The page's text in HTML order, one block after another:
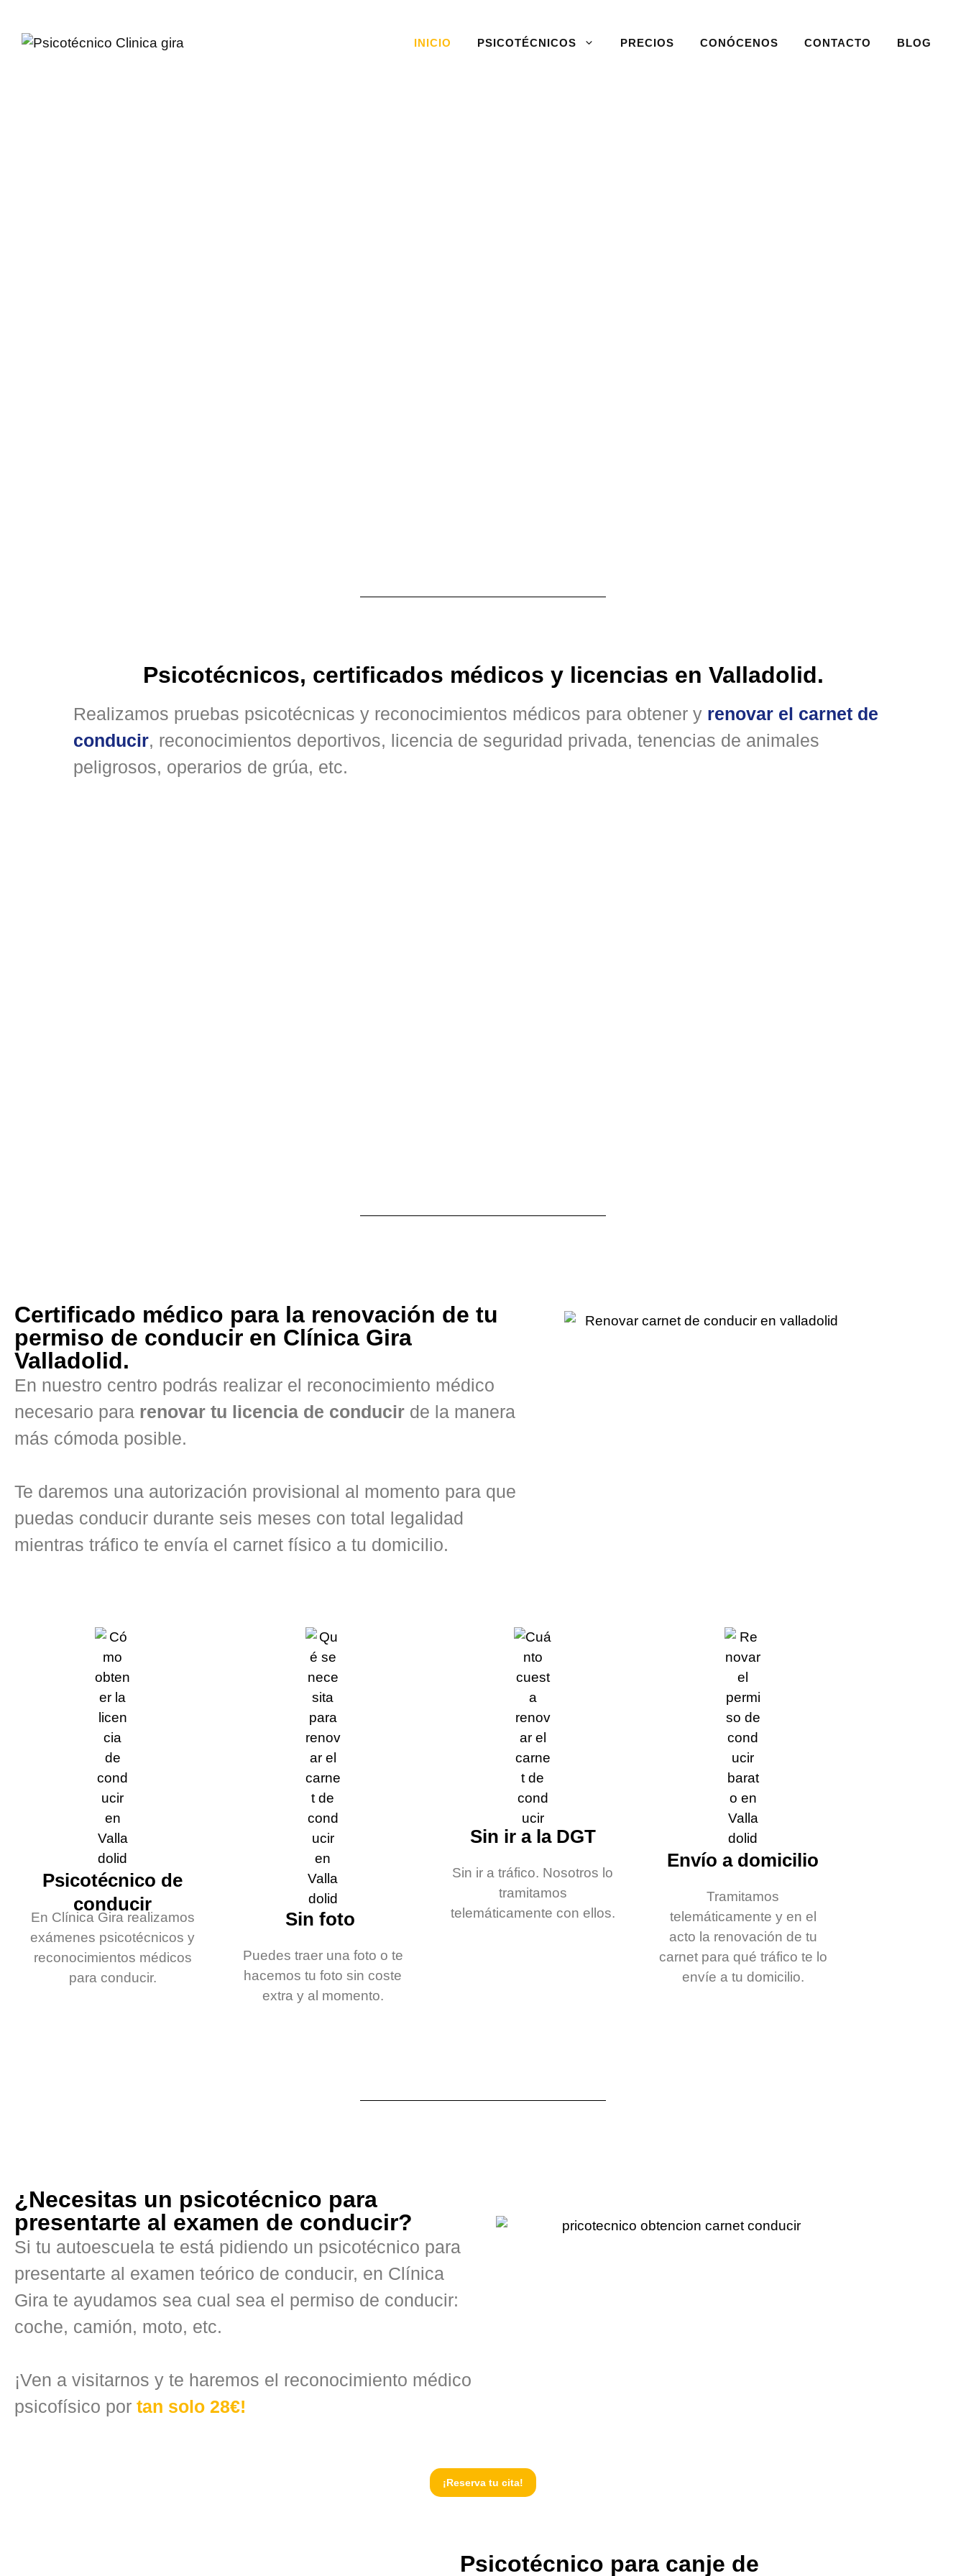
INICIO PSICOTÉCNICOS PRECIOS CONÓCENOS CONTACTO BLOG
que nunca.
¡Pide tu cita previa y quítate de esperas innecesarias!
¡Pide cita!
Psicotécnicos, certificados médicos y licencias en Valladolid.
Realizamos pruebas psicotécnicas y reconocimientos médicos para obtener y renovar el carnet de
conducir, reconocimientos deportivos, licencia de seguridad privada, tenencias de animales
peligrosos, operarios de grúa, etc.
Certificado médico para la renovación de tu
permiso de conducir en Clínica Gira
Valladolid.
En nuestro centro podrás realizar el reconocimiento médico
necesario para renovar tu licencia de conducir de la manera
más cómoda posible.
Te daremos una autorización provisional al momento para que
puedas conducir durante seis meses con total legalidad
mientras tráfico te envía el carnet físico a tu domicilio.
Psicotécnico de
conducir
En Clínica Gira realizamos
exámenes psicotécnicos y
reconocimientos médicos
para conducir.
Sin foto
Puedes traer una foto o te
hacemos tu foto sin coste
extra y al momento.
Sin ir a la DGT
Sin ir a tráfico. Nosotros lo
tramitamos
telemáticamente con ellos.
Envío a domicilio
Tramitamos
telemáticamente y en el
acto la renovación de tu
carnet para qué tráfico te lo
envíe a tu domicilio.
¿Necesitas un psicotécnico para
presentarte al examen de conducir?
Si tu autoescuela te está pidiendo un psicotécnico para
presentarte al examen teórico de conducir, en Clínica
Gira te ayudamos sea cual sea el permiso de conducir:
coche, camión, moto, etc.
¡Ven a visitarnos y te haremos el reconocimiento médico
psicofísico por tan solo 28€!
¡Reserva tu cita!
Psicotécnico para canje de